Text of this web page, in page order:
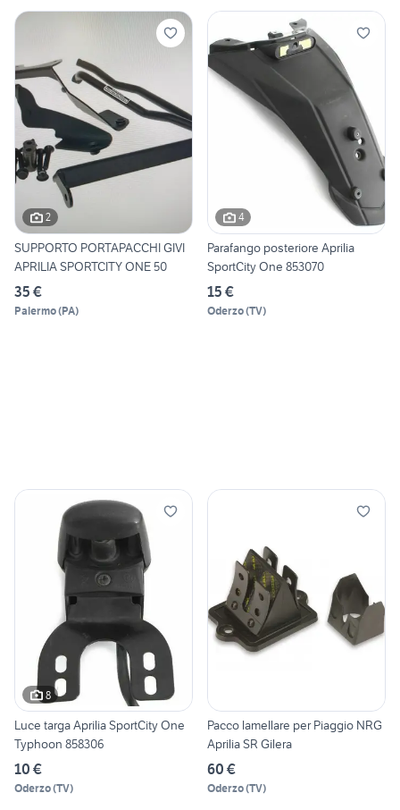
2
SUPPORTO PORTAPACCHI GIVI
APRILIA SPORTCITY ONE 50
35 €
Palermo(PA)
4
Parafango posteriore Aprilia
SportCity One 853070
15 €
Oderzo(TV)
8
Luce targa Aprilia SportCity One
Typhoon 858306
10 €
Oderzo(TV)
Pacco lamellare per Piaggio NRG
Aprilia SR Gilera
60 €
Oderzo(TV)